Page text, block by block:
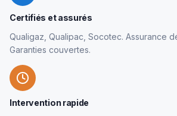
Certifiés et assurés
Qualigaz, Qualipac, Socotec. Assurance
Garanties couvertes.
Intervention rapide